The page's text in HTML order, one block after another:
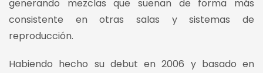
generando mezclas que suenan de forma más
consistente en otras salas y sistemas de
reproducción.
Habiendo hecho su debut en 2006 y basado en